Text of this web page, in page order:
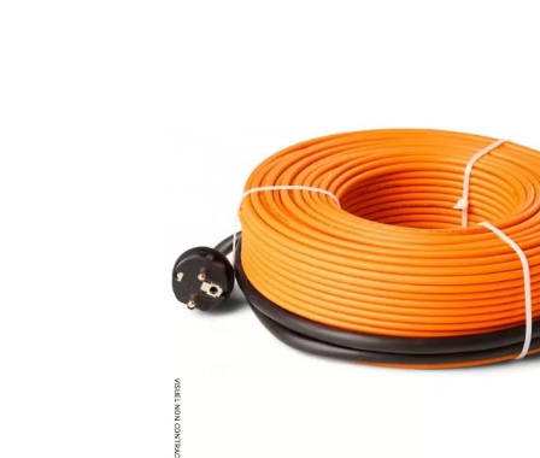
Ventilateur / extracteur d'air mobile
Ventilateur fixe
Ventilateur industriel
Ventilateur de chantier
Ventilateur centrifuge
Ventilateur de sol
Ventilateur sur pied
Ventilateur de bureau
Ventilateur de table
Extracteur d'air mural
Extracteur d'air mural hélicoïde